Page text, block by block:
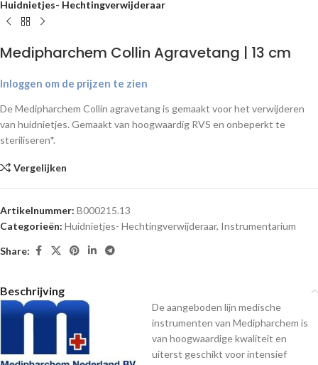
Huidnietjes- Hechtingverwijderaar
Medipharchem Collin Agravetang | 13 cm
Inloggen om de prijzen te zien
De Medipharchem Collin agravetang is gemaakt voor het verwijderen
van huidnietjes. Gemaakt van hoogwaardig RVS en onbeperkt te
steriliseren*.
Vergelijken
Artikelnummer: B000215.13
Categorieën: Huidnietjes- Hechtingverwijderaar, Instrumentarium
Share:
Beschrijving
De aangeboden lijn medische
instrumenten van Medipharchem is
van hoogwaardige kwaliteit en
uiterst geschikt voor intensief